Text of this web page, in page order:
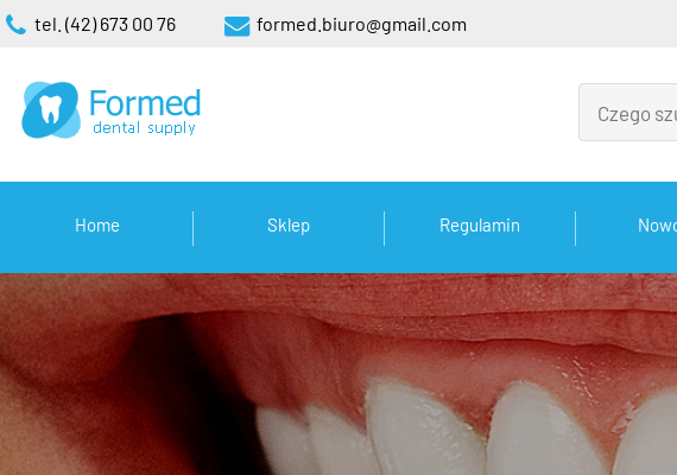
tel. (42) 673 00 76 formed.biuro@gmail.com
Home Sklep Regulamin